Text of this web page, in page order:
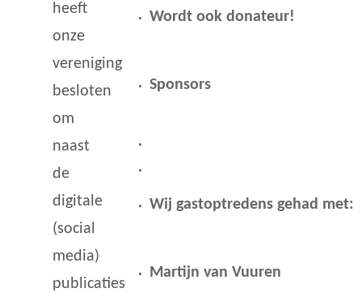
heeft
onze
vereniging
besloten
om
naast
de
digitale
(social
media)
publicaties
Wordt ook donateur!
Sponsors
Wij gastoptredens gehad met:
Martijn van Vuuren